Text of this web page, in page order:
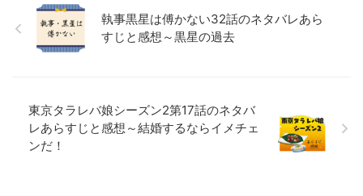
執事黒星は傅かない32話のネタバレあら
すじと感想～黒星の過去
東京タラレバ娘シーズン2第17話のネタバ
レあらすじと感想～結婚するならイメチェ
ンだ！